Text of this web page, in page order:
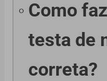
Como
testa de
correta?